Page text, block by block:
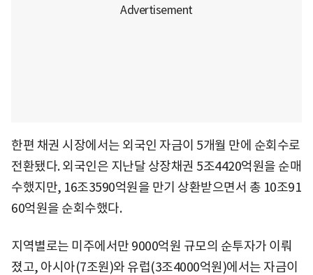
한편 채권 시장에서는 외국인 자금이 5개월 만에 순회수로
전환됐다. 외국인은 지난달 상장채권 5조4420억원을 순매
수했지만, 16조3590억원을 만기 상환받으면서 총 10조91
60억원을 순회수했다.
지역별로는 미주에서만 9000억원 규모의 순투자가 이뤄
졌고, 아시아(7조원)와 유럽(3조4000억원)에서는 자금이